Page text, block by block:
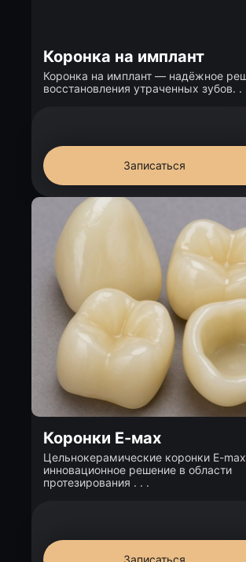
Коронка на имплант
Коронка на имплант — надёжное
восстановления утраченных зубов. .
Записаться
Коронки Е-мах
Цельнокерамические коронки E-
инновационное решение в области
протезирования . . .
Записаться